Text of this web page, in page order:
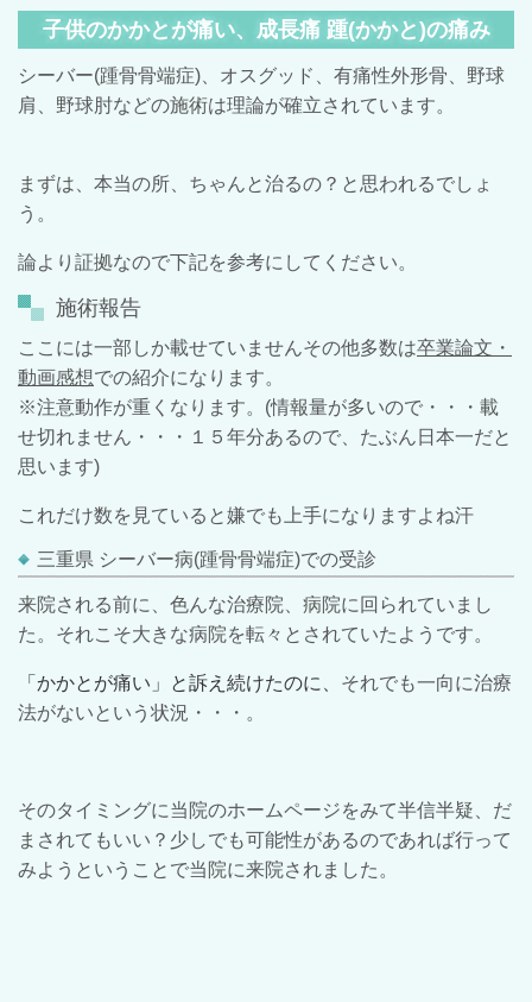
子供のかかとが痛い、成長痛 踵(かかと)の痛み
シーバー(踵骨骨端症)、 オスグッド、 有痛性外形骨、野球
肩、野球肘などの施術は理論が確立されています。
まずは、本当の所、ちゃんと治るの？と思われるでしょ
う。
論より証拠なので下記を参考にしてください。
施術報告
ここには一部しか載せていませんその他多数は卒業論文・
動画感想での紹介になります。
※注意動作が重くなります。(情報量が多いので・・・載
せ切れません・・・１５年分あるので、たぶん日本一だと
思います)
これだけ数を見ていると嫌でも上手になりますよね汗
三重県 シーバー病(踵骨骨端症)での受診
来院される前に、色んな治療院、病院に回られていまし
た。それこそ大きな病院を転々とされていたようです。
「かかとが痛い」と訴え続けたのに、 それでも一向に治療
法がないという状況・・・。
そのタイミングに当院のホームページをみて半信半疑、だ
まされてもいい？少しでも可能性があるのであれば行って
みようということで当院に来院されました。